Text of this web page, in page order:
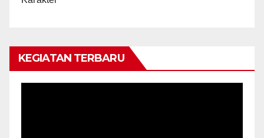
KEGIATAN TERBARU